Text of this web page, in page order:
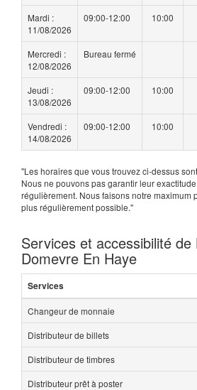
Mardi :
11/08/2026
09:00-12:00 10:00
Mercredi :
12/08/2026
Bureau fermé
Jeudi :
13/08/2026
09:00-12:00 10:00
Vendredi :
14/08/2026
09:00-12:00 10:00
"Les horaires que vous trouvez ci-dessus
Nous ne pouvons pas garantir leur
régulièrement. Nous faisons notre maximum
plus régulièrement possible."
Services et accessibilité de
Domevre En Haye
Services
Changeur de monnaie
Distributeur de billets
Distributeur de timbres
Distributeur prêt à poster